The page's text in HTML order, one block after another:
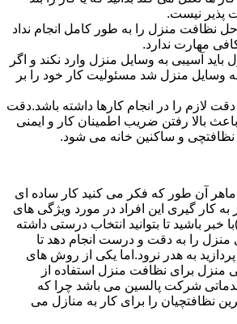
پذیر نیست.
نظافت منزل را به طور کامل انجام نداد
کافی مهارت ندارد.
آسیبی به وسایل منزل وارد نکند و اگر
وسایل منزل شد مسئولیت کار خود را بر
لازم را در انجام کارها داشته باشد.دقت
بالا رفتن ضریب اطمینان کار و ایمنی
و ساکنین خانه می شود.
آن طور که فکر می کنید کار ساده ای
به کار گیری این افراد در مورد ویژگی های
باشید تا بتوانید انتخاب درستی داشته
منزل را به دقت و درست انجام دهد تا
به هدر نرود.اما یکی از روش های
منزل برای نظافت منزل استفاده از
شرکت پالسین می باشد چرا که
نظافتچیان را برای کار به منازل می